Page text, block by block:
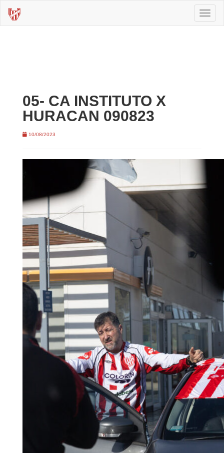
05- CA INSTITUTO X
HURACAN 090823
10/08/2023